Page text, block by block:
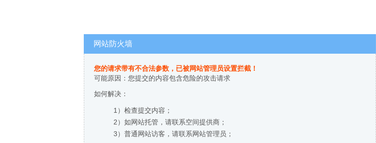
网站防火墙
您的请求带有不合法参数，已被网站管理员设置拦截！
可能原因：您提交的内容包含危险的攻击请求
如何解决：
1）检查提交内容；
2）如网站托管，请联系空间提供商；
3）普通网站访客，请联系网站管理员；